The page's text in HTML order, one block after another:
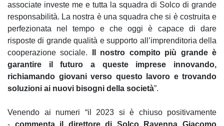
associate investe me e tutta la squadra di Solco di grande
responsabilità. La nostra è una squadra che si è costruita e
perfezionata nel tempo e che oggi è capace di dare
risposte di grande qualità e supporto all’imprenditoria della
cooperazione sociale. Il nostro compito più grande è
garantire il futuro a queste imprese innovando,
richiamando giovani verso questo lavoro e trovando
soluzioni ai nuovi bisogni della società”.
Venendo ai numeri “il 2023 si è chiuso positivamente
- commenta il direttore di Solco Ravenna Giacomo